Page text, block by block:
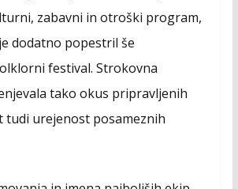
zabavni in otroški program,
dodatno popestril še
festival. Strokovna
tako okus pripravljenih
tudi urejenost posameznih